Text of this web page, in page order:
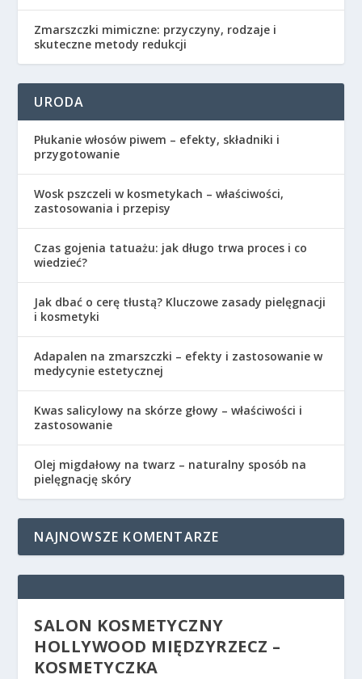
Zmarszczki mimiczne: przyczyny, rodzaje i
skuteczne metody redukcji
URODA
Płukanie włosów piwem – efekty, składniki i
przygotowanie
Wosk pszczeli w kosmetykach – właściwości,
zastosowania i przepisy
Czas gojenia tatuażu: jak długo trwa proces i co
wiedzieć?
Jak dbać o cerę tłustą? Kluczowe zasady pielęgnacji
i kosmetyki
Adapalen na zmarszczki – efekty i zastosowanie w
medycynie estetycznej
Kwas salicylowy na skórze głowy – właściwości i
zastosowanie
Olej migdałowy na twarz – naturalny sposób na
pielęgnację skóry
NAJNOWSZE KOMENTARZE
SALON KOSMETYCZNY
HOLLYWOOD MIĘDZYRZECZ –
KOSMETYCZKA